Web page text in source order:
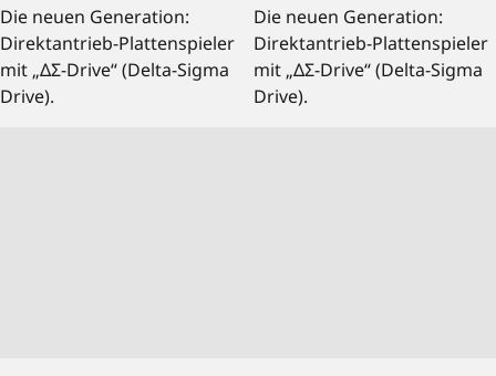
Die neuen Generation:
Direktantrieb-Plattenspieler
mit „ΔΣ-Drive“ (Delta-Sigma
Drive).
Die neuen Generation:
Direktantrieb-Plattenspieler
mit „ΔΣ-Drive“ (Delta-Sigma
Drive).